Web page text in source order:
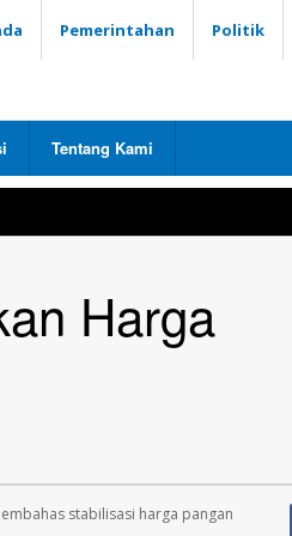
Pemerintahan Politik
Tentang Kami
Harga
stabilisasi harga pangan